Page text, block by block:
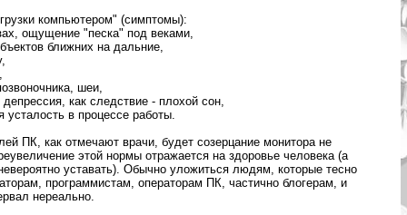
компьютером" (симптомы):
ощущение "песка" под веками,
ближних на дальние,
шеи,
как следствие - плохой сон,
в процессе работы.
ПК, как отмечают врачи, будет созерцание монитора не
этой нормы отражается на здоровье человека (а
уставать). Обычно уложиться людям, которые тесно
программистам, операторам ПК, частично блогерам, и
нереально.